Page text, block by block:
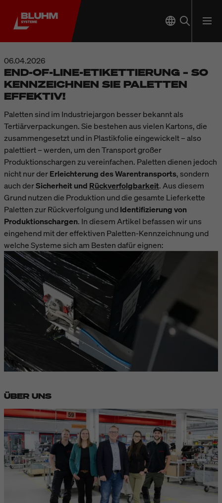
06.04.2026
END-OF-LINE-ETIKETTIERUNG – SO
KENNZEICHNEN SIE PALETTEN
EFFEKTIV!
Paletten sind im Industriejargon besser bekannt als
Tertiärverpackungen. Sie bestehen aus vielen Kartons, die
zusammengesetzt und in Plastikfolie eingewickelt – also
palettiert – werden, um den Transport großer
Produktionschargen zu vereinfachen. Paletten dienen jedoch
nicht nur derErleichterung des Warentransports, sondern
auch derSicherheit und Rückverfolgbarkeit. Aus diesem
Grund nutzen die Produktion und die gesamte Lieferkette
Paletten zur Rückverfolgung undIdentifizierung von
Produktionschargen. In diesem Artikel befassen wir uns
eingehend mit der effektiven Paletten-Kennzeichnung und
welche Systeme sich am Besten dafür eignen:
ÜBER UNS